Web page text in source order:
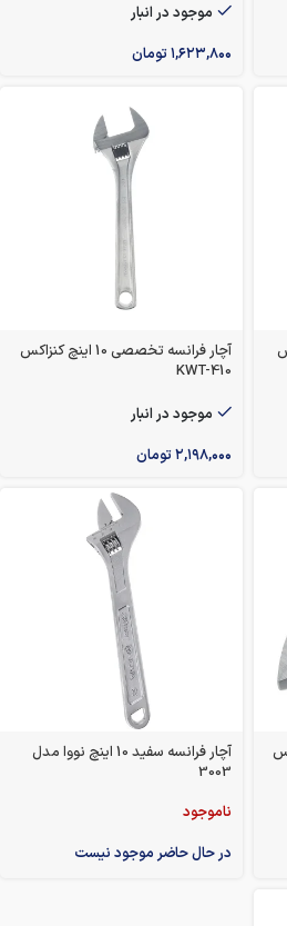
موجود در انبار
۱,۶۲۳,۸۰۰تومان
آچار فرانسه تخصصی 10 اینچ کنزاکس
KWT-410
موجود در انبار
۲,۱۹۸,۰۰۰تومان
آچار فرانسه سفید 10 اینچ نووا مدل
3003
ناموجود
در حال حاضر موجود نیست